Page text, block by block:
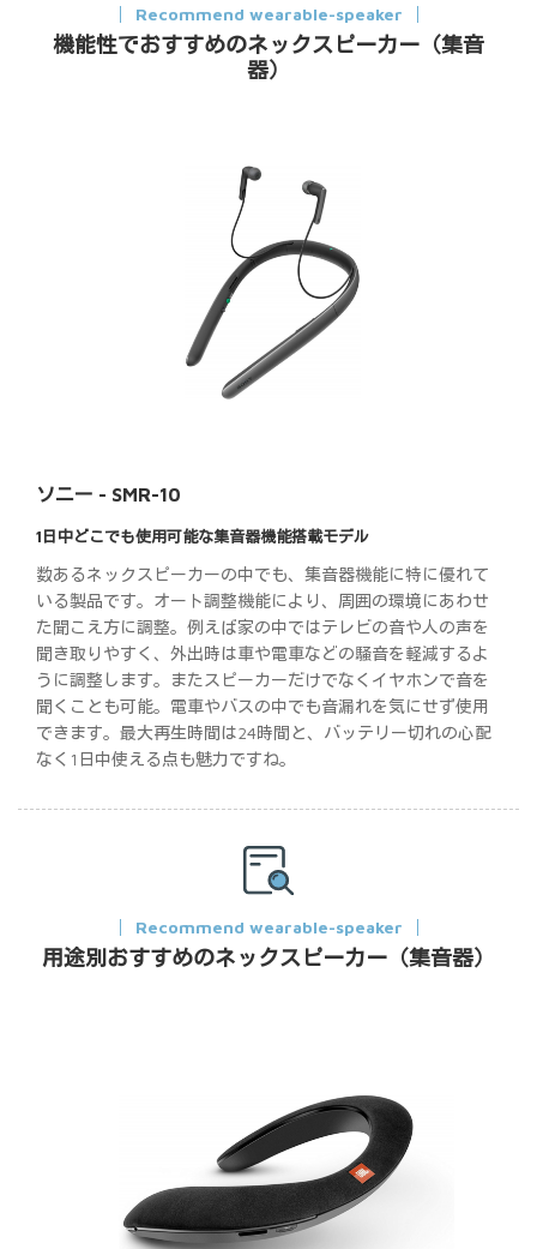
Recommend wearable-speaker
機能性でおすすめのネックスピーカー（集音
器）
ソニー - SMR-10
1日中どこでも使用可能な集音器機能搭載モデル
数あるネックスピーカーの中でも、集音器機能に特に優れて
いる製品です。オート調整機能により、周囲の環境にあわせ
た聞こえ方に調整。例えば家の中ではテレビの音や人の声を
聞き取りやすく、外出時は車や電車などの騒音を軽減するよ
うに調整します。またスピーカーだけでなくイヤホンで音を
聞くことも可能。電車やバスの中でも音漏れを気にせず使用
できます。最大再生時間は24時間と、バッテリー切れの心配
なく1日中使える点も魅力ですね。
Recommend wearable-speaker
用途別おすすめのネックスピーカー（集音器）